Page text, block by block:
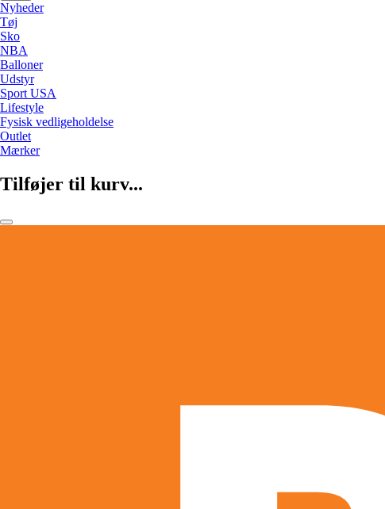
Nyheder
Tøj
Sko
NBA
Balloner
Udstyr
Sport USA
Lifestyle
Fysisk vedligeholdelse
Outlet
Mærker
Tilføjer til kurv...